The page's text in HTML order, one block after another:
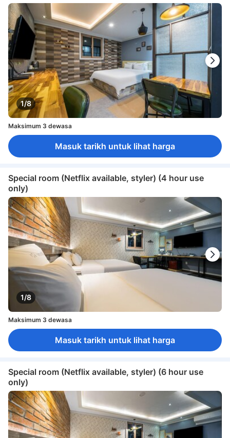
1/8
Maksimum 3 dewasa
Masuk tarikh untuk lihat harga
Special room (Netflix available, styler) (4 hour use
only)
1/8
Maksimum 3 dewasa
Masuk tarikh untuk lihat harga
Special room (Netflix available, styler) (6 hour use
only)